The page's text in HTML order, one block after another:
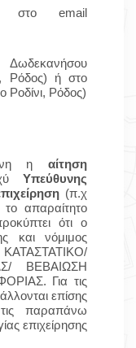
στο email
Δωδεκανήσου
Ρόδος) ή στο
Ροδίνι, Ρόδος)
η αίτηση
Υπεύθυνης
(π.χ
απαραίτητο
ότι ο
και νόμιμος
ΒΕΒΑΙΩΣΗ
Για τις
επίσης
παραπάνω
επιχείρησης